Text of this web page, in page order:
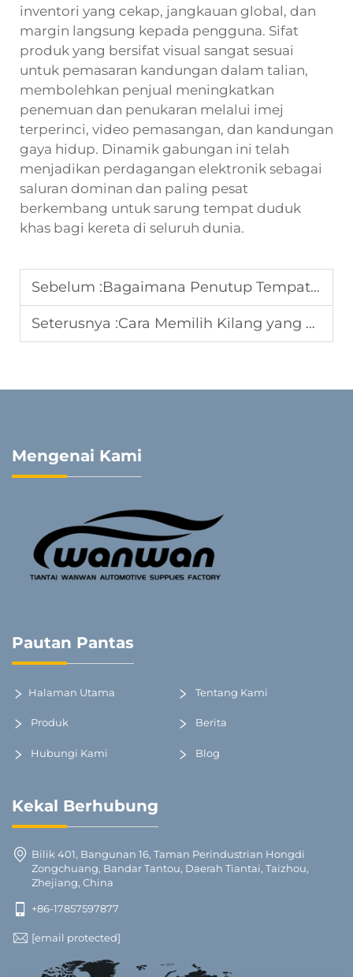
inventori yang cekap, jangkauan global, dan
margin langsung kepada pengguna. Sifat
produk yang bersifat visual sangat sesuai
untuk pemasaran kandungan dalam talian,
membolehkan penjual meningkatkan
penemuan dan penukaran melalui imej
terperinci, video pemasangan, dan kandungan
gaya hidup. Dinamik gabungan ini telah
menjadikan perdagangan elektronik sebagai
saluran dominan dan paling pesat
berkembang untuk sarung tempat duduk
khas bagi kereta di seluruh dunia.
Sebelum :Bagaimana Penutup Tempat Duduk Kereta Meningkatkan Nilai Jual Semula untuk Peniaga
Seterusnya :Cara Memilih Kilang yang Tepat untuk Pelindung Tempat Duduk Kereta Secara Pukal
Mengenai Kami
Pautan Pantas
Halaman Utama Tentang Kami
Produk Berita
Hubungi Kami Blog
Kekal Berhubung
Bilik 401, Bangunan 16, Taman Perindustrian Hongdi
Zongchuang, Bandar Tantou, Daerah Tiantai, Taizhou,
Zhejiang, China
+86-17857597877
[email protected]